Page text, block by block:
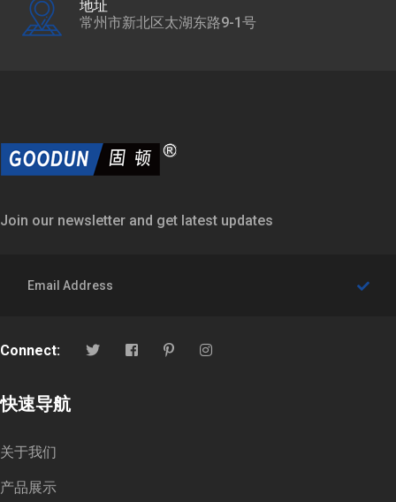
地址
常州市新北区太湖东路9-1号
Join our newsletter and get latest updates
Connect:
快速导航
关于我们
产品展示